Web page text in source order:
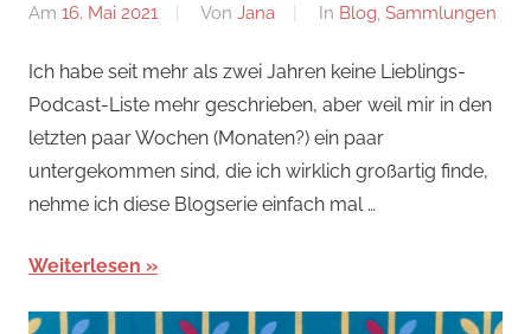
Am 16. Mai 2021 Von Jana In Blog, Sammlungen
Ich habe seit mehr als zwei Jahren keine Lieblings-
Podcast-Liste mehr geschrieben, aber weil mir in den
letzten paar Wochen (Monaten?) ein paar
untergekommen sind, die ich wirklich großartig finde,
nehme ich diese Blogserie einfach mal …
Weiterlesen